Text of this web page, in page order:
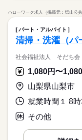
ハローワーク求人（掲載元：塩山公共
パート・アルバイト
清掃・洗濯（
社会福祉法人 そだち
山梨県山梨市
その他